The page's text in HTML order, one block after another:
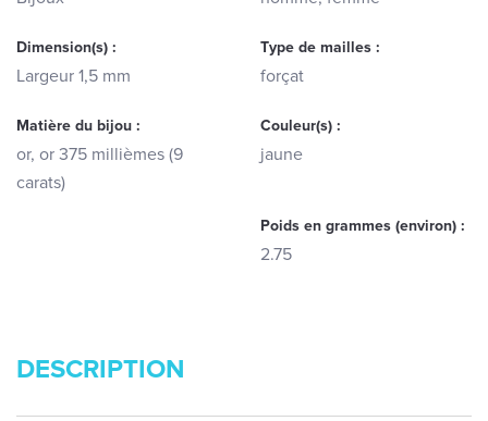
Dimension(s) :
Largeur 1,5 mm
Type de mailles :
forçat
Matière du bijou :
or, or 375 millièmes (9
carats)
Couleur(s) :
jaune
Poids en grammes (environ) :
2.75
DESCRIPTION